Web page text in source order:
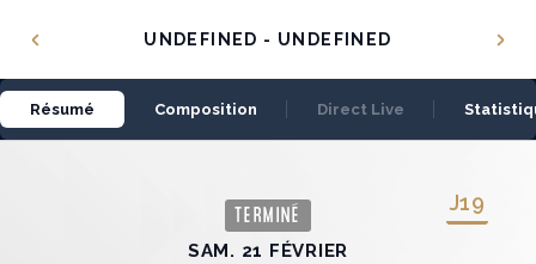
UNDEFINED - UNDEFINED
Résumé Composition Direct Live
TERMINÉ
J19
SAM. 21 FÉVRIER